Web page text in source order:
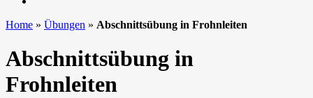
Home » Übungen » Abschnittsübung in Frohnleiten
Abschnittsübung in
Frohnleiten